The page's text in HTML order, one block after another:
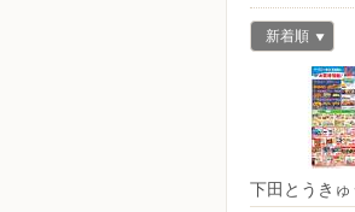
新着順
下田とうきゅ